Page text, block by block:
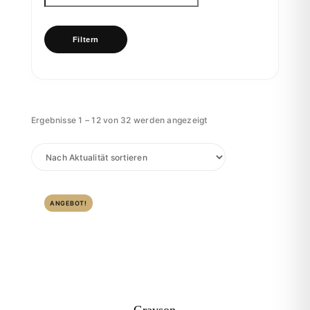
Filtern
Ergebnisse 1 – 12 von 32 werden angezeigtNach
ANGEBOT!